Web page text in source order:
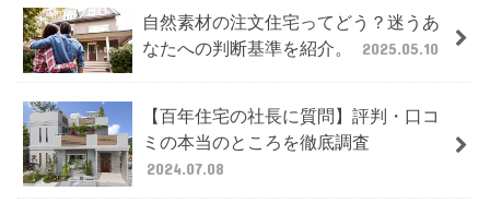
自然素材の注文住宅ってどう？迷うあ
なたへの判断基準を紹介。
2025.05.10
【百年住宅の社長に質問】評判・口コ
ミの本当のところを徹底調査
2024.07.08